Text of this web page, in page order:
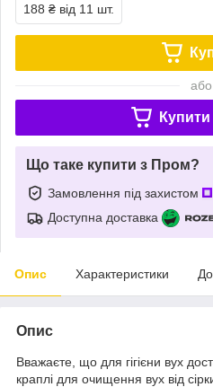
188 ₴ від 11 шт.
або
Купити
Що таке купити з Пром?
Замовлення під захистом
Доступна доставка
Опис Характеристики
Опис
Вважаєте, що для гігієни вух
краплі для очищення вух від